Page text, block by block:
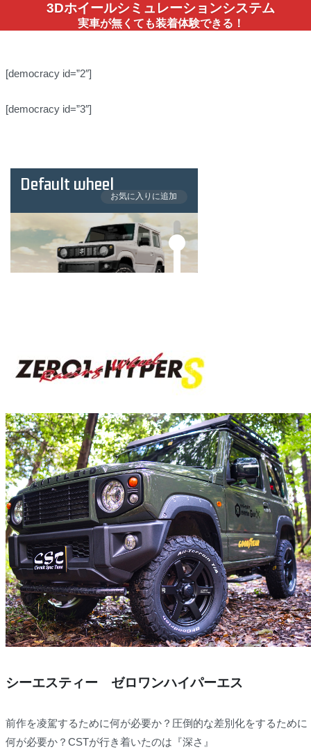
3Dホイールシミュレーションシステム
実車が無くても装着体験できる！
[democracy id=”2″]
[democracy id=”3″]
シーエスティー ゼロワンハイパーエス
前作を凌駕するために何が必要か？圧倒的な差別化をするために
何が必要か？CSTが行き着いたのは『深さ』